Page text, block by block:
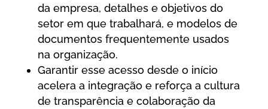
da empresa, detalhes e objetivos do
setor em que trabalhará, e modelos de
documentos frequentemente usados
na organização.
Garantir esse acesso desde o início
acelera a integração e reforça a cultura
de transparência e colaboração da